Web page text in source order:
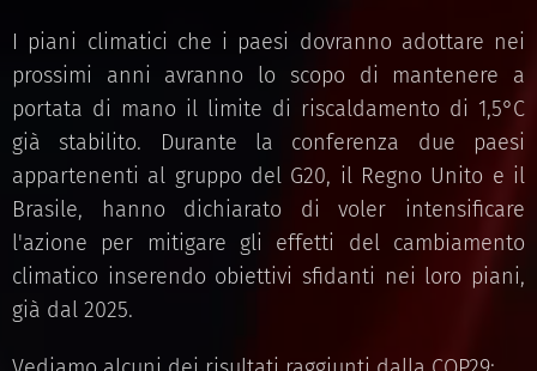
I piani climatici che i paesi dovranno adottare nei
prossimi anni avranno lo scopo di mantenere a
portata di mano il limite di riscaldamento di 1,5°C
già stabilito. Durante la conferenza due paesi
appartenenti al gruppo del G20, il Regno Unito e il
Brasile, hanno dichiarato di voler intensificare
l'azione per mitigare gli effetti del cambiamento
climatico inserendo obiettivi sfidanti nei loro piani,
già dal 2025.